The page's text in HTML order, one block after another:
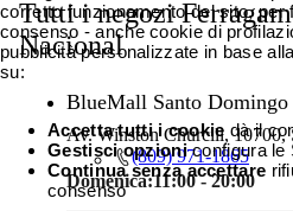
Tutti i negozi
Nacional
BlueMall Santo Domingo
Av. Winston Churcill, 10700,
(809) 971-1865
Domenica:11:00 - 20:00
corretto funzionamento del sito,
consenso - anche cookie di
pubblicità personalizzate in base
su:
Accetta tutti i cookie dà il
Gestisci opzioniconfigura le
Continua senza accettare
consenso